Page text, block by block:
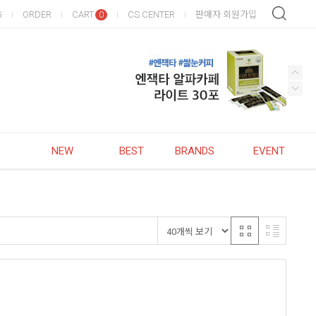
ORDER CART 0 CS CENTER 판매자 회원가입
NEW BEST BRANDS EVENT